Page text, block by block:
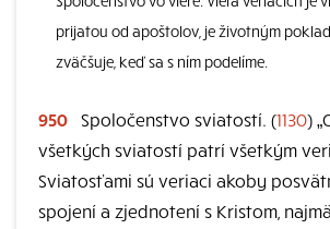
prijatou od apoštolov, je životným
zväčšuje, keď sa s ním podelíme.
950 Spoločenstvo sviatostí. (1130)
všetkých sviatostí patrí všetkým
Sviatosťami sú veriaci akoby
spojení a zjednotení s Kristom,